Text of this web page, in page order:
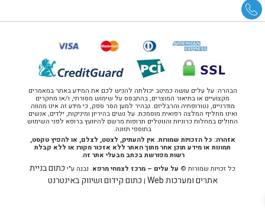
הבהרה: על עלים עושה כמיטב יכולתה להגיש לכם את המידע באתר במאמרים
מקצועיים או בתיאור המוצרים, בהתבסס על שימוש מסורתי, ו/או מחקרים
מודרניים, נטורופתיה והרבליזם. נבהיר למען הסר ספק, כי מידע זה אינו מהווה
ואינו מחליף המלצה רפואית מוסמכת. על נשים בהיריון ומיניקות, ילדים, אנשים
החולים במחלות כרוניות והנוטלים תרופות מרשם להיוועץ ברופא לפני השימוש
בתוספי תזונה.
אזהרה: כל הזכויות שמורות. אין להעתיק, לצטט, לצלם, או להפיץ טקסט,
תמונות או מידע תוכן אחר מתוך האתר ללא אזכור מקורו או ללא קבלת
רשות מפורשת בכתב מבעלי אתר זה.
כל זכויות שמורות © על עלים – מרכז לצמחי מרפא. נבנה ע"יכתום בניית
אתרים ומערכות Web
| כתום קידום ושיווק באינטרנט